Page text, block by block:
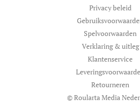
Privacy beleid
Spelvoorwaarden
Verklaring & uitleg
Klantenservice
Retourneren
© Roularta Media